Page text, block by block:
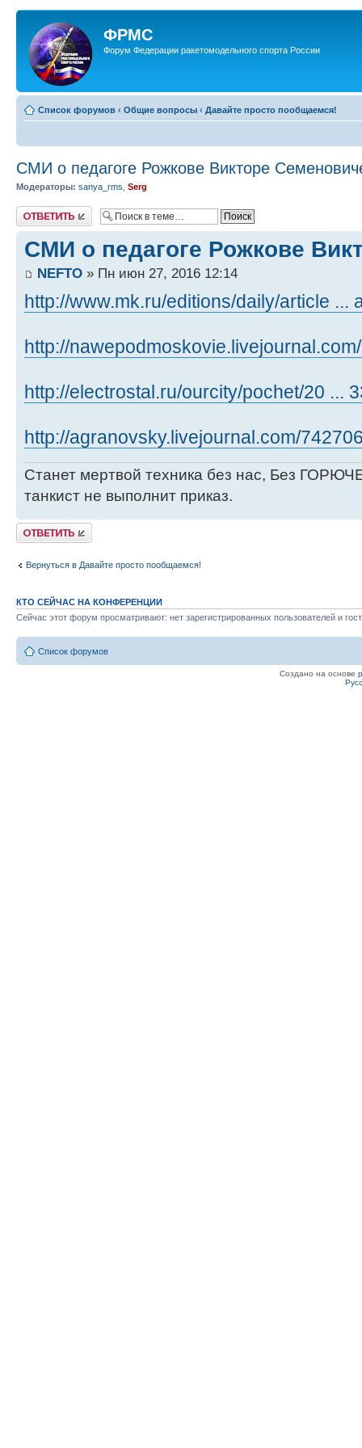
ФРМС
Форум Федерации ракетомодельного спорта России
Список форумов ‹ Общие вопросы ‹ Давайте просто пообщаемся!
СМИ о педагоге Рожкове Викторе
Модераторы: sanya_rms Serg
Ответить
СМИ о педагоге Рожкове
NEFTO » Пн июн 27, 2016 12:14
http://www.mk.ru/editions/daily/article ...
http://
http://electrostal.ru/ourcity/pochet/20 ...
http://agranovsky.livejournal.com/
Станет мертвой техника без нас, Без
танкист не выполнит приказ.
Ответить
Вернуться в Давайте просто пообщаемся!
КТО СЕЙЧАС НА КОНФЕРЕНЦИИ
Сейчас этот форум просматривают: нет зарегистрированных пользователей и
Список форумов
Создано на основе